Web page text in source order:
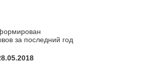
за последний год